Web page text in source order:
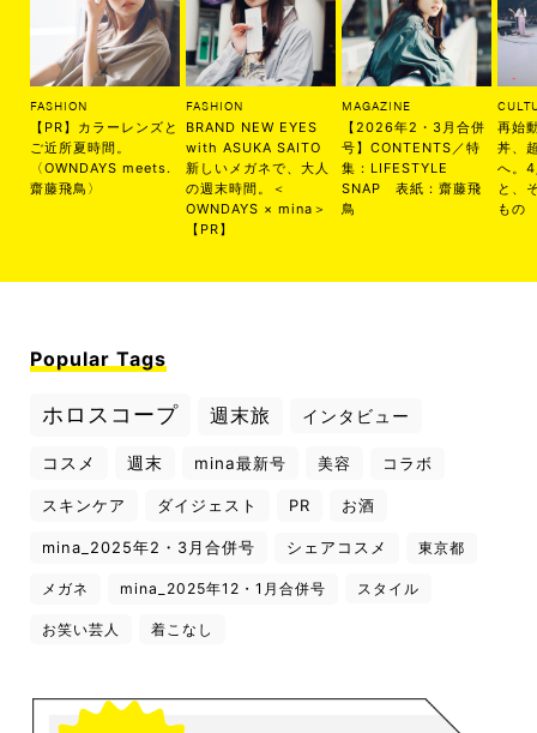
FASHION
【PR】カラーレンズと
ご近所夏時間。
〈OWNDAYS meets.
齋藤飛鳥〉
FASHION
BRAND NEW EYES
with ASUKA SAITO
新しいメガネで、大人
の週末時間。＜
OWNDAYS × mina＞
【PR】
MAGAZINE
【2026年2・3月合併
号】CONTENTS／特
集：LIFESTYLE
SNAP 表紙：齋藤飛
鳥
再始
丼、
へ。
と、
もの
Popular Tags
ホロスコープ 週末旅 インタビュー
コスメ 週末 mina最新号 美容 コラボ
スキンケア ダイジェスト PR お酒
mina_2025年2・3月合併号 シェアコスメ 東京都
メガネ mina_2025年12・1月合併号 スタイル
お笑い芸人 着こなし